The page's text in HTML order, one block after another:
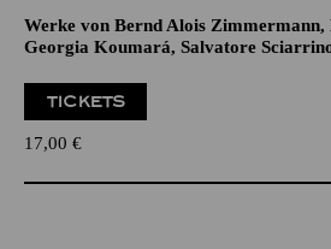
Werke von Bernd Alois Zimmermann,
Georgia Koumará, Salvatore
TICKETS
17,00 €